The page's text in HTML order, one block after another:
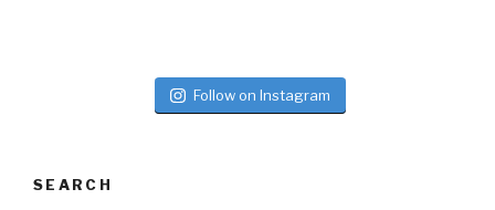
Follow on Instagram
SEARCH